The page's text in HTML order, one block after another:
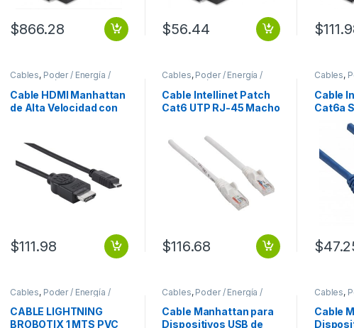
$866.28 $56.44 $
Cables, Poder / Energía /
Alimentación
Cable HDMI Manhattan
de Alta Velocidad con
Metros, Negro
2M+ETHERNET
$111.98
Cables, Poder / Energía /
Alimentación
Cable Intellinet Patch
Cat6 UTP RJ-45 Macho
Metros, Blanco RJ45
5.0M BLANCO
$116.68
Cables,
Cable
Cat6a
Macho
1
SFTP
$
Cables, Poder / Energía /
Alimentación
CABLE LIGHTNING
BROBOTIX 1 MTS PVC
Cables, Poder / Energía /
Alimentación
Cable Manhattan para
Dispositivos USB de
Cables,
Cable